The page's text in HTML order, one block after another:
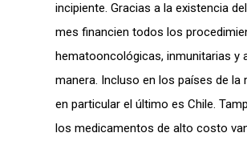
incipiente. Gracias a la existencia
mes financien todos los
hematooncológicas, inmunitarias y
manera. Incluso en los países de
en particular el último es Chile.
los medicamentos de alto costo